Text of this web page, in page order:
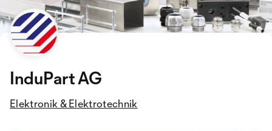
InduPart AG
Elektronik & Elektrotechnik